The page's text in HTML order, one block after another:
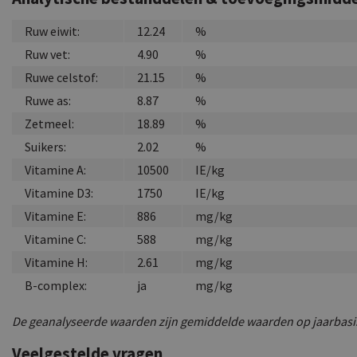
Ruw eiwit: 12.24
%
Ruw vet:
4.90
%
Ruwe celstof:
21.15
%
Ruwe as:
8.87
%
Zetmeel:
18.89
%
Suikers:
2.02
%
Vitamine A:
10500
IE/kg
Vitamine D3:
1750
IE/kg
Vitamine E:
886
mg/kg
Vitamine C:
588
mg/kg
Vitamine H:
2.61
mg/kg
B-complex:
ja mg/kg
De geanalyseerde waarden zijn gemiddelde waarden op